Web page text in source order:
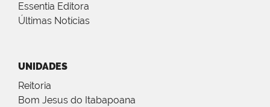
Essentia Editora
Últimas Notícias
UNIDADES
Reitoria
Bom Jesus do Itabapoana